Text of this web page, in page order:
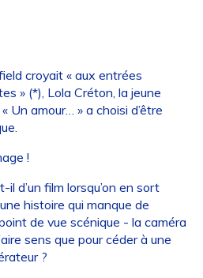
croyait « aux entrées
» (*), Lola Créton, la jeune
Un amour… » a choisi d’être
!
il d’un film lorsqu’on en sort
histoire qui manque de
de vue scénique - la caméra
sens que pour céder à une
?